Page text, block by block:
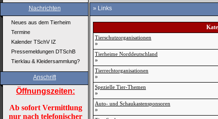
Nachrichten
Neues aus dem Tierheim
Termine
Kalender TSchV IZ
Pressemeldungen DTSchB
Tierklau & Kleidersammlung?
Anschrift
Öffnungszeiten:
Ab sofort Vermittlung
nur nach telefonischer
» Links
Tierschutzorganisationen
»
Tierheime Norddeutschland
»
Tierrechtorganisationen
»
Spezielle Tier-Themen
»
Auto- und Schaukastensponsoren
»